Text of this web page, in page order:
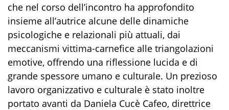
che nel corso dell’incontro ha approfondito
insieme all’autrice alcune delle dinamiche
psicologiche e relazionali più attuali, dai
meccanismi vittima-carnefice alle triangolazioni
emotive, offrendo una riflessione lucida e di
grande spessore umano e culturale. Un prezioso
lavoro organizzativo e culturale è stato inoltre
portato avanti da Daniela Cucè Cafeo, direttrice